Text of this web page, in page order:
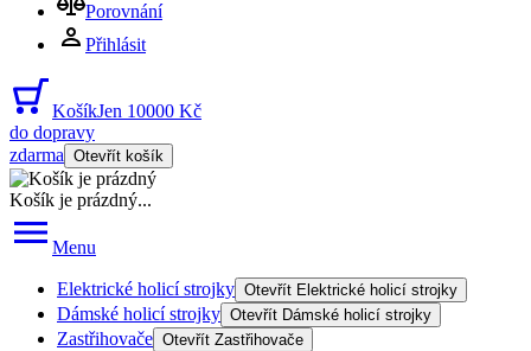
Porovnání
Přihlásit
KošíkJen 10000 Kč
do dopravy
zdarma Otevřít košík
Košík je prázdný...
Menu
Elektrické holicí strojky Otevřít Elektrické holicí strojky
Dámské holicí strojky Otevřít Dámské holicí strojky
Zastřihovače Otevřít Zastřihovače